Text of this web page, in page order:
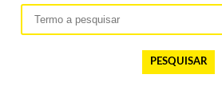
PESQUISAR